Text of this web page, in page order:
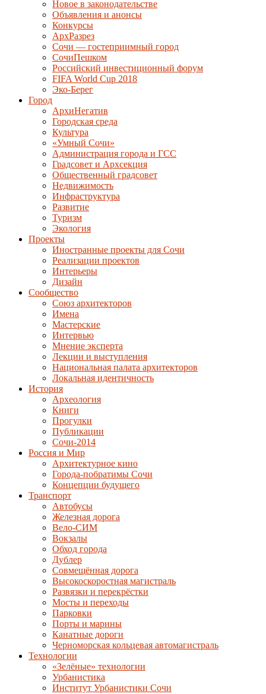
Новое в законодательстве
Объявления и анонсы
Конкурсы
АрхРазрез
Сочи — гостеприимный город
СочиПешком
Российский инвестиционный форум
FIFA World Cup 2018
Эко-Берег
Город
АрхиНегатив
Городская среда
Культура
«Умный Сочи»
Администрация города и ГСС
Градсовет и Архсекция
Общественный градсовет
Недвижимость
Инфраструктура
Развитие
Туризм
Экология
Проекты
Иностранные проекты для Сочи
Реализации проектов
Интерьеры
Дизайн
Сообщество
Союз архитекторов
Имена
Мастерские
Интервью
Мнение эксперта
Лекции и выступления
Национальная палата архитекторов
Локальная идентичность
История
Археология
Книги
Прогулки
Публикации
Сочи-2014
Россия и Мир
Архитектурное кино
Города-побратимы Сочи
Концепции будущего
Транспорт
Автобусы
Железная дорога
Вело-СИМ
Вокзалы
Обход города
Дублер
Совмещённая дорога
Высокоскоростная магистраль
Развязки и перекрёстки
Мосты и переходы
Парковки
Порты и марины
Канатные дороги
Черноморская кольцевая автомагистраль
Технологии
«Зелёные» технологии
Урбанистика
Институт Урбанистики Сочи